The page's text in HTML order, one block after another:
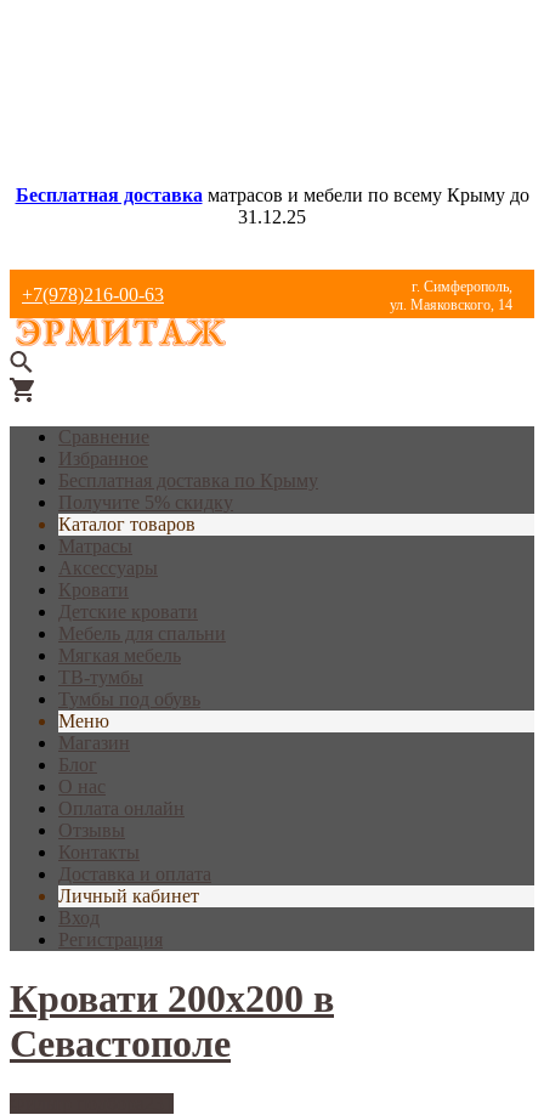
Бесплатная доставка матрасов и мебели по всему Крыму до
31.12.25
+7(978)216-00-63
г. Симферополь,
ул. Маяковского, 14
Сравнение
Избранное
Бесплатная доставка по Крыму
Получите 5% скидку
Каталог товаров
Матрасы
Аксессуары
Кровати
Детские кровати
Мебель для спальни
Мягкая мебель
ТВ-тумбы
Тумбы под обувь
Меню
Магазин
Блог
О нас
Оплата онлайн
Отзывы
Контакты
Доставка и оплата
Личный кабинет
Вход
Регистрация
Кровати 200х200 в
Севастополе